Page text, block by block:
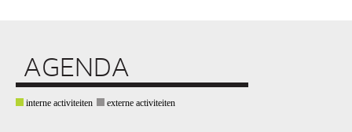
AGENDA
interne activiteiten externe activiteiten